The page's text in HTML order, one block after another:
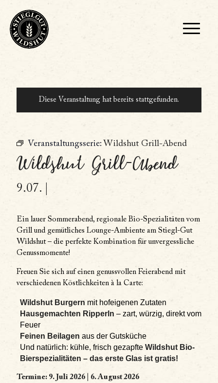
Diese Veranstaltung hat bereits stattgefunden.
Veranstaltungsserie: Wildshut Grill-Abend
Wildshut Grill-Abend
9.07. |
Ein lauer Sommerabend, regionale Bio-Spezialitäten vom
Grill und gemütliches Lounge-Ambiente am Stiegl-Gut
Wildshut – die perfekte Kombination für unvergessliche
Genussmomente!
Freuen Sie sich auf einen genussvollen Feierabend mit
verschiedenen Köstlichkeiten à la Carte:
Wildshut Burgern mit hofeigenen Zutaten
Hausgemachten Ripperln – zart, würzig, direkt vom
Feuer
Feinen Beilagen aus der Gutsküche
Und natürlich: kühle, frisch gezapfteWildshut Bio-
Bierspezialitäten – das erste Glas ist gratis!
Termine: 9. Juli 2026 | 6. August 2026